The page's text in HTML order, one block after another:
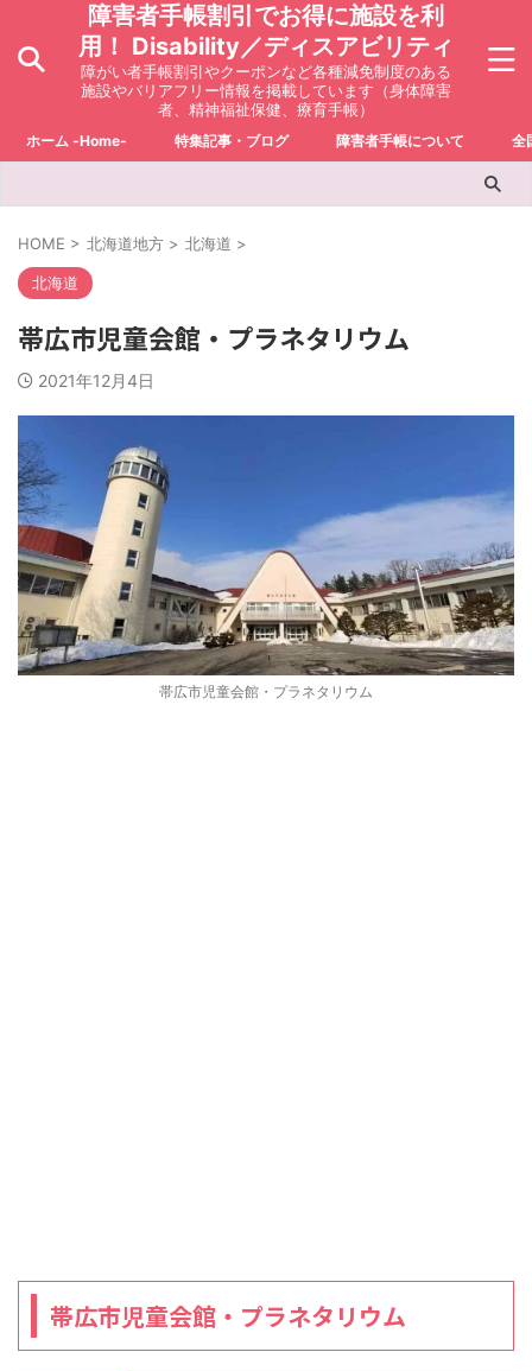
障害者手帳割引でお得に施設を利
用！ Disability／ディスアビリティ
障がい者手帳割引やクーポンなど各種減免制度のある
施設やバリアフリー情報を掲載しています（身体障害
者、精神福祉保健、療育手帳）
ホーム -Home- 特集記事・ブログ 障害者手帳について 全
HOME > 北海道地方 > 北海道 >
北海道
帯広市児童会館・プラネタリウム
2021年12月4日
帯広市児童会館・プラネタリウム
帯広市児童会館・プラネタリウム